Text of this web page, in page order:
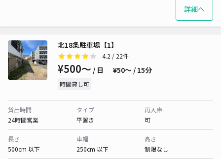
詳細へ
北18条駐車場【1】
4.2 / 22件
¥500〜 / 日 ¥50〜 / 15分
時間貸し可
貸出時間
24時間営業
タイプ
平置き
再入庫
可
長さ
500cm 以下
車幅
250cm 以下
高さ
制限なし